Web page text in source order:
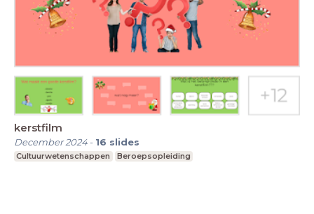
kerstfilm
December 2024- 16 slides
Cultuurwetenschappen Beroepsopleiding